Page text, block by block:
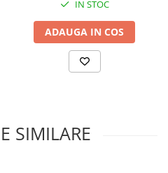
IN STOC
ADAUGA IN COS
SIMILARE